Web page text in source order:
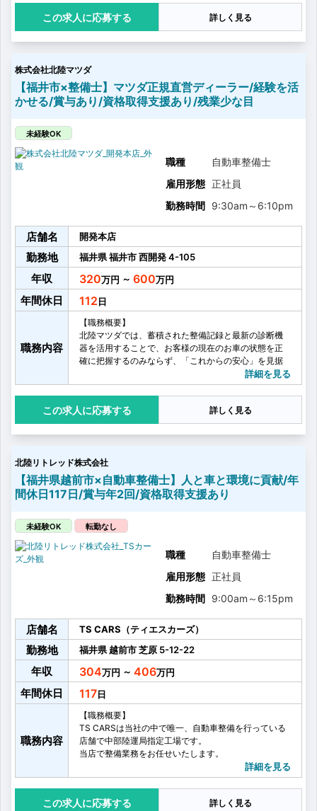
・故障診断
・車両の修理、整備
・車検
・法的点検・MSC（マツダ独自の点検）
応募する 詳しく見る
株式会社北陸マツダ
【福井市×整備士】マツダ正規直営ディーラー/経験を活
かせる/賞与あり/資格取得支援あり/残業少な目
未経験OK
職種
自動車整備士
雇用形態 正社員
勤務時間 9:30am ～ 6:10pm
店舗名 開発本店
勤務地 福井県福井市西開発4-105
年収 320 ～ 600
年間休日 112
職務内容
【職務概要】
北陸マツダでは、蓄積された整備記録と最新の診断機
器を活用することで、お客様の現在のお車の状態を正
確に把握するのみならず、「これからの安心」を見据
【具体的には】
・故障診断
・車両の修理、整備
・車検
・法的点検・MSC（マツダ独自の点検）
詳細を見る
応募する 詳しく見る
北陸リトレッド株式会社
【福井県越前市×自動車整備士】人と車と環境に貢献/年
間休日117日/賞与年2回/資格取得支援あり
未経験OK 転勤なし
職種
自動車整備士
雇用形態 正社員
勤務時間 9:00am ～ 6:15pm
店舗名 TS CARS（ティエスカーズ）
勤務地 福井県越前市芝原 5-12-22
年収 304 ～ 406
年間休日 117
職務内容
【職務概要】
TS CARSは当社の中で唯一、自動車整備を行っている
店舗で中部陸運局指定工場です。
当店で整備業務をお任せいたします。
・車検整備
・法定点検
・修理
詳細を見る
応募する 詳しく見る